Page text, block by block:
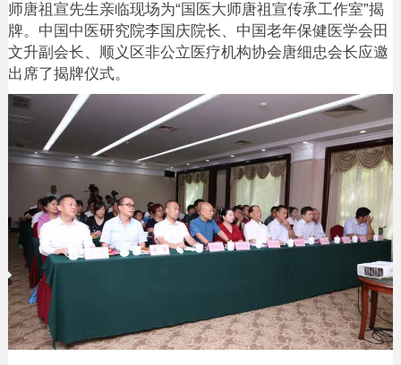
师唐祖宣先生亲临现场为“国医大师唐祖宣传承工作室”揭
牌。中国中医研究院李国庆院长、中国老年保健医学会田
文升副会长、顺义区非公立医疗机构协会唐细忠会长应邀
出席了揭牌仪式。